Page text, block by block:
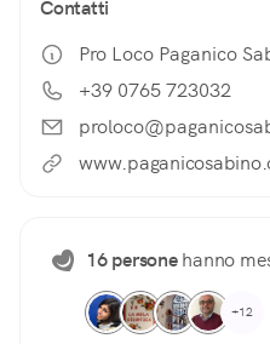
Contatti
Pro Loco Paganico
+39 0765 723032
16 personehanno
+12